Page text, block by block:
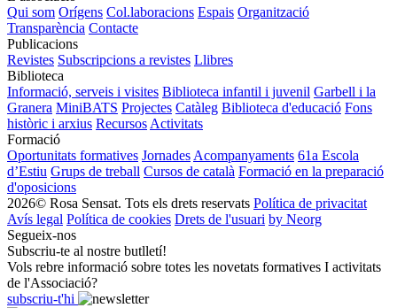
Qui som Orígens Col.laboracions Espais Organització
Transparència Contacte
Publicacions
Revistes Subscripcions a revistes Llibres
Biblioteca
Informació, serveis i visites Biblioteca infantil i juvenil Garbell i la
Granera MiniBATS Projectes Catàleg Biblioteca d'educació Fons
històric i arxius Recursos Activitats
Formació
Oportunitats formatives Jornades Acompanyaments 61a Escola
d’Estiu Grups de treball Cursos de català Formació en la preparació
d'oposicions
2026© Rosa Sensat. Tots els drets reservats Política de privacitat
Avís legal Política de cookies Drets de l'usuari by Neorg
Segueix-nos
Subscriu-te al nostre butlletí!
Vols rebre informació sobre totes les novetats formatives I activitats
de l'Associació?
subscriu-t'hi